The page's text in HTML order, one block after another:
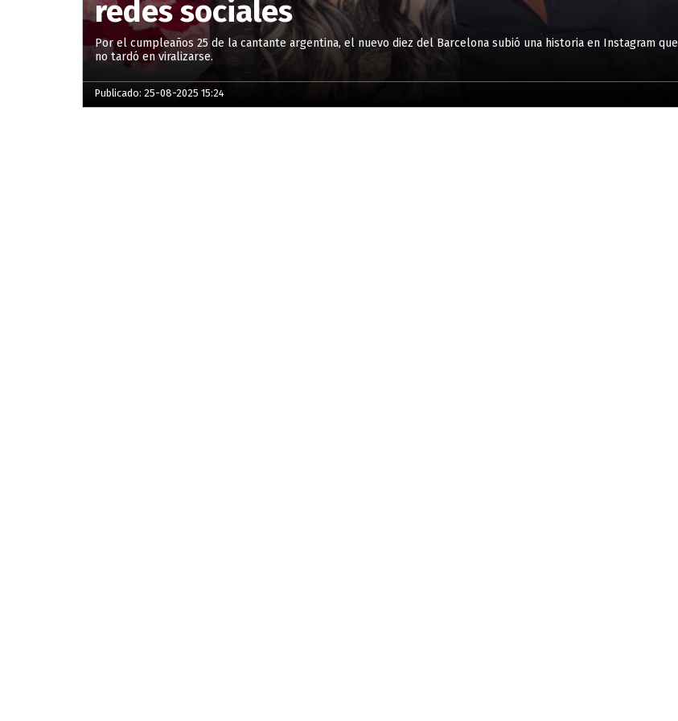
redes sociales
Por el cumpleaños 25 de la cantante argentina, el nuevo diez del Barcelona subió una historia en Instagram que
no tardó en viralizarse.
Publicado: 25-08-2025 15:24